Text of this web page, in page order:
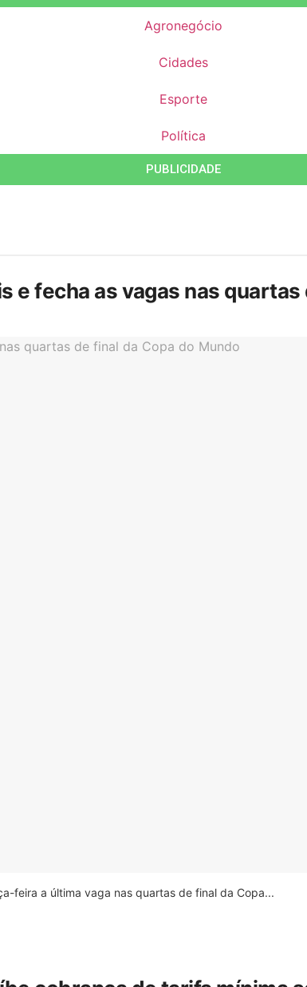
Agronegócio
Cidades
Esporte
Política
PUBLICIDADE
e fecha as vagas nas
feira a última vaga nas quartas de final da Copa...